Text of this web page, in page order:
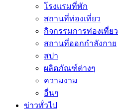
โรงแรมที่พัก
สถานที่ท่องเที่ยว
กิจกรรมการท่องเที่ยว
สถานที่ออกกำลังกาย
สปา
ผลิตภัณฑ์ต่างๆ
ความงาม
อื่นๆ
ข่าวทั่วไป